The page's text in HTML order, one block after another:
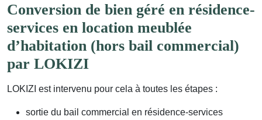
Conversion de bien géré en résidence-
services en location meublée
d’habitation (hors bail commercial)
par LOKIZI
LOKIZI est intervenu pour cela à toutes les étapes :
sortie du bail commercial en résidence-services